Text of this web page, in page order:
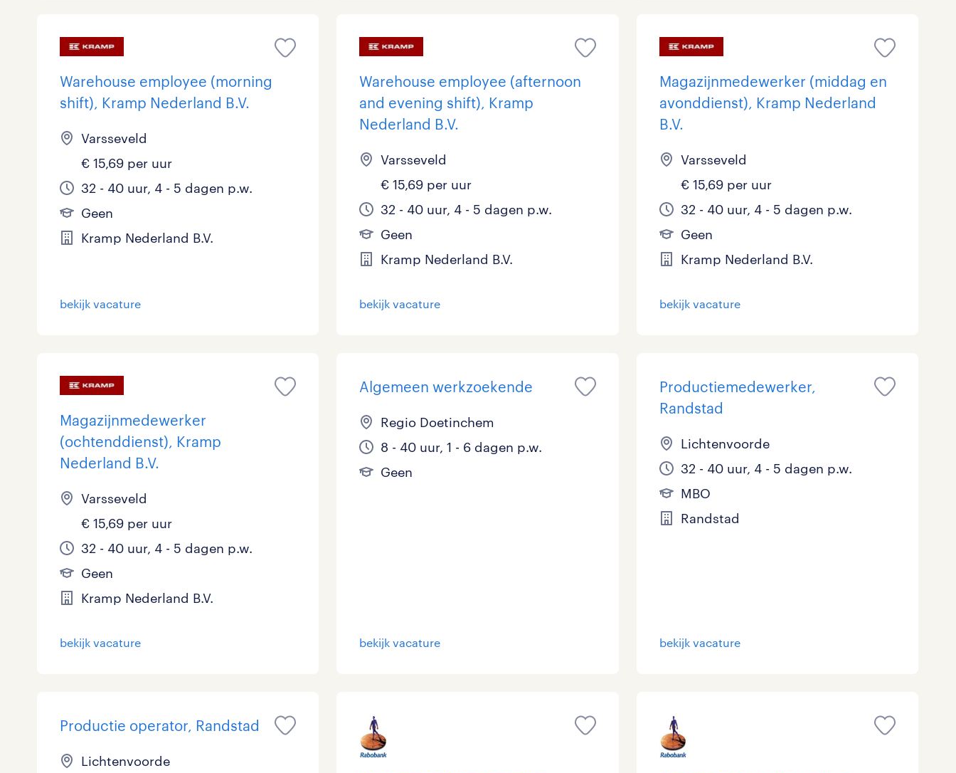
Webcare Zorg / Verpleging
toon 64 resultaten
Warehouse employee (morning
shift), Kramp Nederland B.V.
Varsseveld
€ 15,69 per uur
32 - 40 uur, 4 - 5 dagen p.w.
Geen
Kramp Nederland B.V.
bekijk vacature
Warehouse employee (afternoon
and evening shift), Kramp
Nederland B.V.
Varsseveld
€ 15,69 per uur
32 - 40 uur, 4 - 5 dagen p.w.
Geen
Kramp Nederland B.V.
bekijk vacature
Magazijnmedewerker (middag en
avonddienst), Kramp Nederland
B.V.
Varsseveld
€ 15,69 per uur
32 - 40 uur, 4 - 5 dagen p.w.
Geen
Kramp Nederland B.V.
bekijk vacature
Magazijnmedewerker
(ochtenddienst), Kramp
Nederland B.V.
Varsseveld
€ 15,69 per uur
32 - 40 uur, 4 - 5 dagen p.w.
Geen
Kramp Nederland B.V.
bekijk vacature
Algemeen werkzoekende
Regio Doetinchem
8 - 40 uur, 1 - 6 dagen p.w.
Geen
bekijk vacature
Productiemedewerker,
Randstad
Lichtenvoorde
32 - 40 uur, 4 - 5 dagen p.w.
MBO
Randstad
bekijk vacature
Productie operator, Randstad
Lichtenvoorde